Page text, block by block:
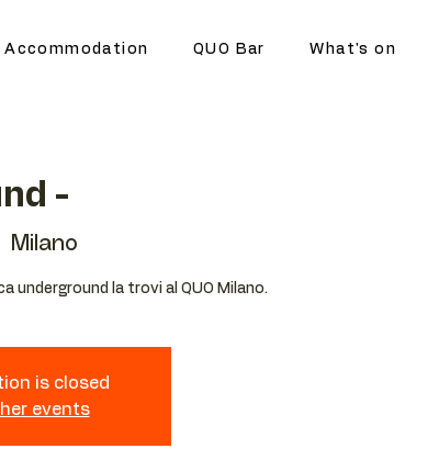
QUO Bar What's on
-
Milano
underground la trovi al QUO Milano.
is closed
events